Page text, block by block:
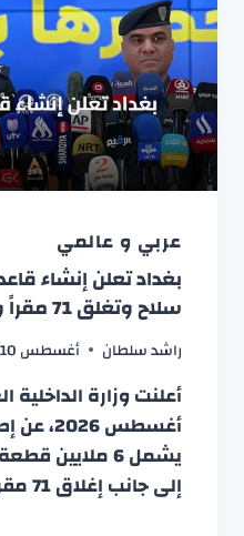
عربي و عالمي
سلاح وتغلق 71 مقراً وهمياً للحشد
راشد سلطان أغسطس 10, 2026
أغسطس
يشمل 6
إلى جانب إغلاق 71 مقراً وهمياً يزعم…